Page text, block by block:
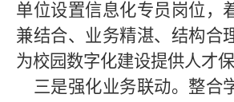
单位设置信息化专员岗位，
兼结合、业务精湛、结构合
为校园数字化建设提供人才保
三是强化业务联动。整合